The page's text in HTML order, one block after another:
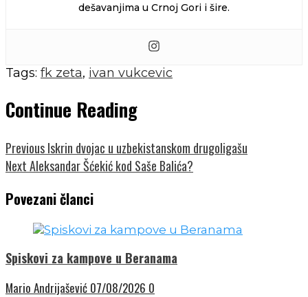
dešavanjima u Crnoj Gori i šire.
Tags: fk zeta, ivan vukcevic
Continue Reading
PreviousIskrin dvojac u uzbekistanskom drugoligašu
NextAleksandar Šćekić kod Saše Balića?
Povezani članci
Spiskovi za kampove u Beranama
Mario Andrijašević 07/08/2026 0